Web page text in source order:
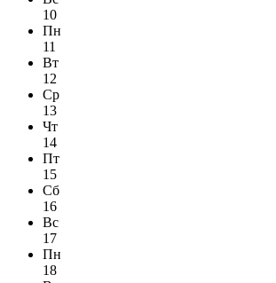
10
Пн
11
Вт
12
Ср
13
Чт
14
Пт
15
Сб
16
Вс
17
Пн
18